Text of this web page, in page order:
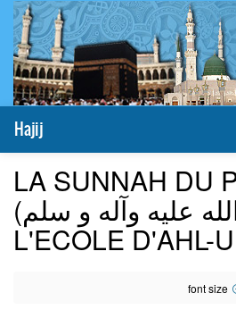
Hajij
LA SUNNAH DU
(صلی الله علیه وآله و سلم)DANS
L'ECOLE D'AHL-
font size